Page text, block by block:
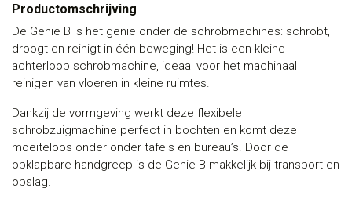
Productomschrijving
De Genie B is het genie onder de schrobmachines: schrobt,
droogt en reinigt in één beweging! Het is een kleine
achterloop schrobmachine, ideaal voor het machinaal
reinigen van vloeren in kleine ruimtes.
Dankzij de vormgeving werkt deze flexibele
schrobzuigmachine perfect in bochten en komt deze
moeiteloos onder onder tafels en bureau’s. Door de
opklapbare handgreep is de Genie B makkelijk bij transport en
opslag.